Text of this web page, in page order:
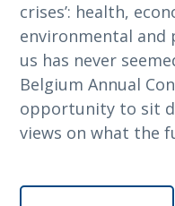
crises’: health,
environmental and
us has never
Belgium Annual
opportunity to sit
views on what the